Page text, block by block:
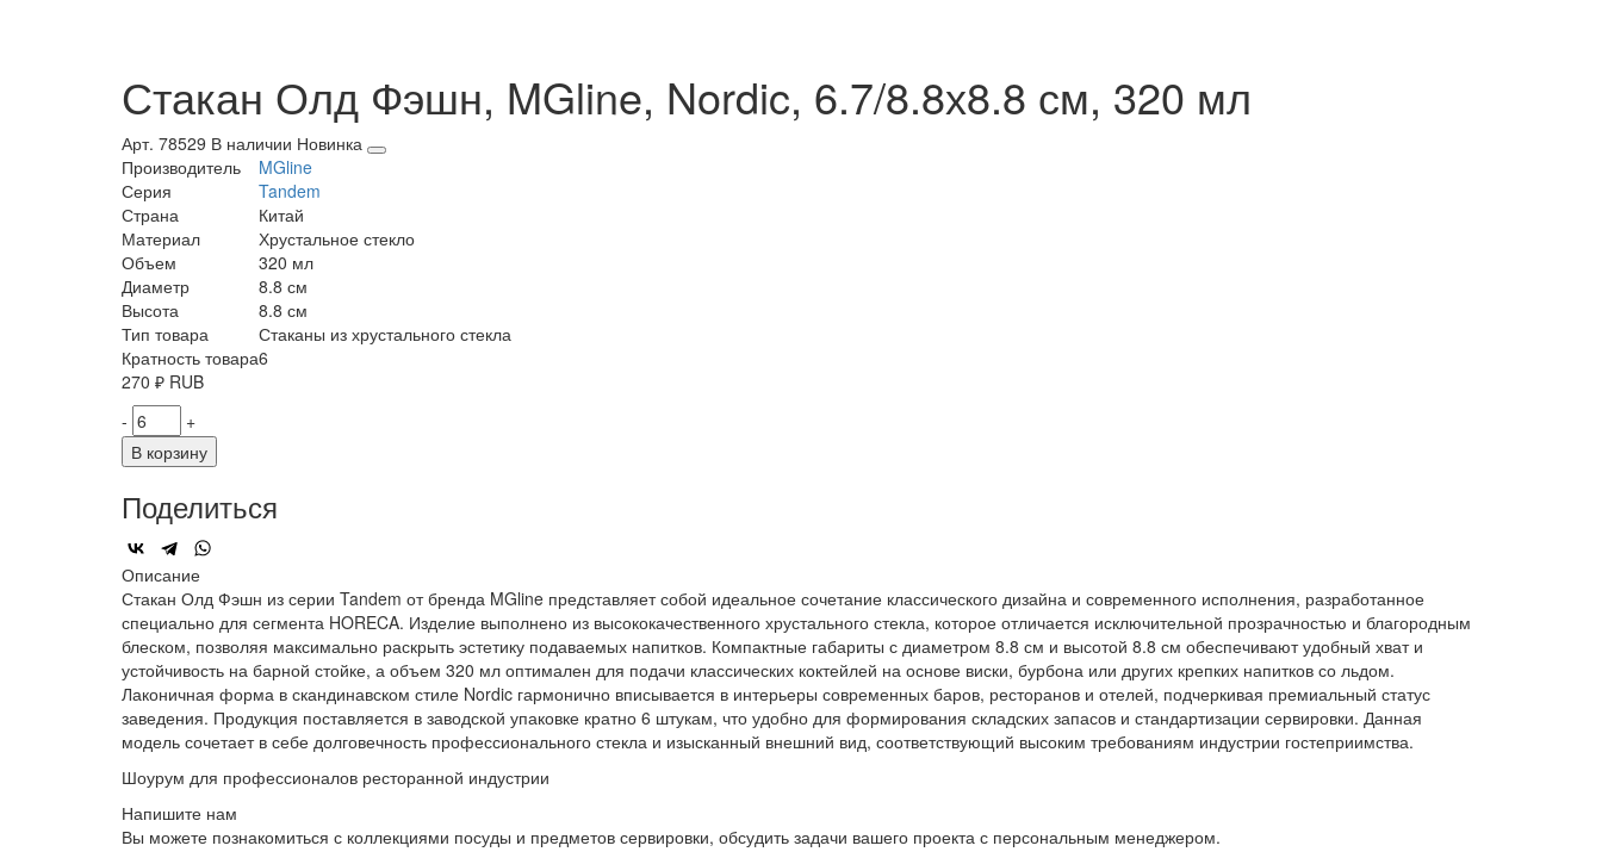
Стакан Олд Фэшн, MGline, Nordic, 6.7/8.8х8.8 см, 320 мл
Арт. 78529 В наличии Новинка
Производитель
MGline
Серия
Tandem
Страна
Китай
Материал
Хрустальное стекло
Объем
320 мл
Диаметр
8.8 см
Высота
8.8 см
Тип товара
Стаканы из хрустального стекла
Кратность товара6
270 ₽ RUB
-
+
В корзину
Поделиться
Описание
Стакан Олд Фэшн из серии Tandem от бренда MGline представляет собой идеальное сочетание классического дизайна и современного исполнения, разработанное
специально для сегмента HORECA. Изделие выполнено из высококачественного хрустального стекла, которое отличается исключительной прозрачностью и благородным
блеском, позволяя максимально раскрыть эстетику подаваемых напитков. Компактные габариты с диаметром 8.8 см и высотой 8.8 см обеспечивают удобный хват и
устойчивость на барной стойке, а объем 320 мл оптимален для подачи классических коктейлей на основе виски, бурбона или других крепких напитков со льдом.
Лаконичная форма в скандинавском стиле Nordic гармонично вписывается в интерьеры современных баров, ресторанов и отелей, подчеркивая премиальный статус
заведения. Продукция поставляется в заводской упаковке кратно 6 штукам, что удобно для формирования складских запасов и стандартизации сервировки. Данная
модель сочетает в себе долговечность профессионального стекла и изысканный внешний вид, соответствующий высоким требованиям индустрии гостеприимства.
Шоурум для профессионалов ресторанной индустрии
Напишите нам
Вы можете познакомиться с коллекциями посуды и предметов сервировки, обсудить задачи вашего проекта с персональным менеджером.